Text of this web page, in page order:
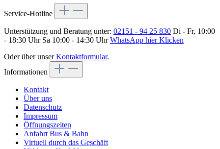
Service-Hotline
Unterstützung und Beratung unter: 02151 - 94 25 830 Di - Fr, 10:00
- 18:30 Uhr Sa 10:00 - 14:30 UhrWhatsApp hier Klicken
Oder über unserKontaktformular.
Informationen
Kontakt
Über uns
Datenschutz
Impressum
Öffnungszeiten
Anfahrt Bus & Bahn
Virtuell durch das Geschäft